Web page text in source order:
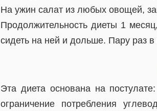
На ужин салат из любых овощей,
Продолжительность диеты 1
сидеть на ней и дольше. Пару раз
Эта диета основана на
ограничение потребления